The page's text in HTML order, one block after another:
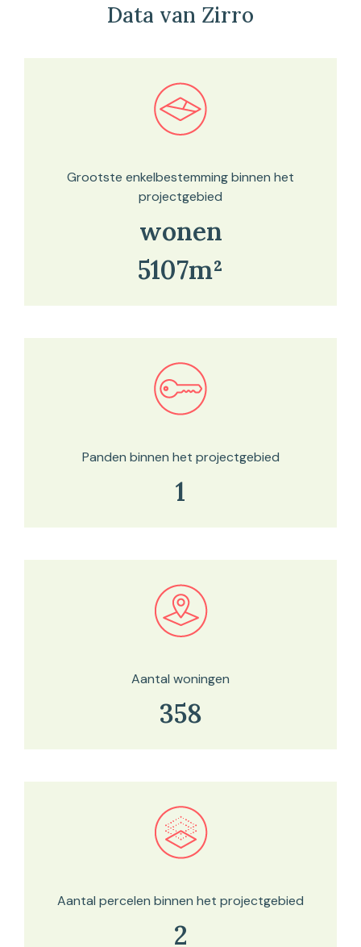
Data van Zirro
Bekijk in onze kaartviewer
Grootste enkelbestemming binnen het
projectgebied
wonen
5107m²
Bekijk in onze kaartviewer
Panden binnen het projectgebied
1
Bekijk in onze kaartviewer
Aantal woningen
358
Bekijk in onze kaartviewer
Aantal percelen binnen het projectgebied
2